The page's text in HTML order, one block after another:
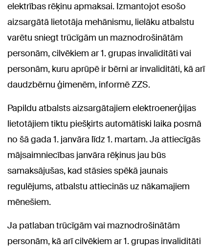
elektrības rēķinu apmaksai. Izmantojot esošo
aizsargātā lietotāja mehānismu, lielāku atbalstu
varētu sniegt trūcīgām un maznodrošinātām
personām, cilvēkiem ar 1. grupas invaliditāti vai
personām, kuru aprūpē ir bērni ar invaliditāti, kā arī
daudzbērnu ģimenēm, informē ZZS.
Papildu atbalsts aizsargātajiem elektroenerģijas
lietotājiem tiktu piešķirts automātiski laika posmā
no šā gada 1. janvāra līdz 1. martam. Ja attiecīgās
mājsaimniecības janvāra rēķinus jau būs
samaksājušas, kad stāsies spēkā jaunais
regulējums, atbalstu attiecinās uz nākamajiem
mēnešiem.
Ja patlaban trūcīgām vai maznodrošinātām
personām, kā arī cilvēkiem ar 1. grupas invaliditāti